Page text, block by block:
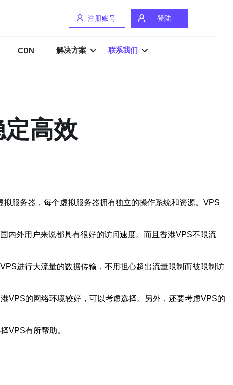
注册账号 登陆
CDN 解决方案 联系我们
高效
服务器，每个虚拟服务器拥有独立的操作系统和资源。VPS
内外用户来说都具有很好的访问速度。而且香港VPS不限流
进行大流量的数据传输，不用担心超出流量限制而被限制访
VPS的网络环境较好，可以考虑选择。另外，还要考虑VPS的
VPS有所帮助。